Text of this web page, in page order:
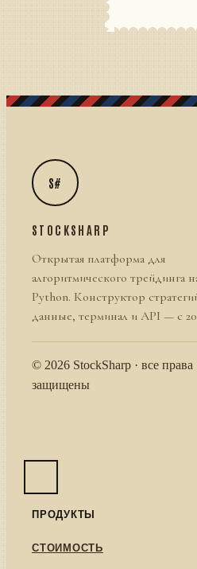
S#
STOCKSHARP
Открытая платформа для
алгоритмического трейдинга
Python. Конструктор
данные, терминал и API — с
© 2026 StockSharp · все права
защищены
ПРОДУКТЫ
СТОИМОСТЬ